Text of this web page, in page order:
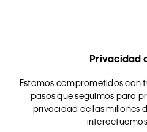
Privacidad
Estamos comprometidos con
pasos que seguimos para
privacidad de las millones